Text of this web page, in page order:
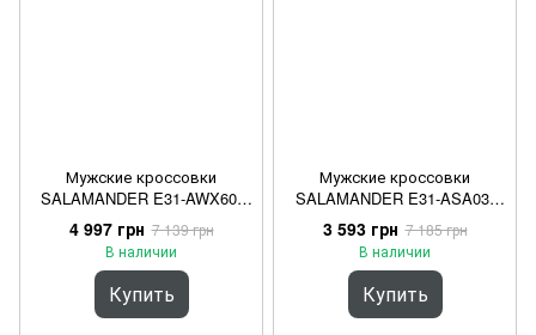
Мужские кроссовки
SALAMANDER E31-AWX60-
6959-5214 Серый 40
4 997 грн 7 139 грн
В наличии
Купить
Мужские кроссовки
SALAMANDER E31-ASA03-
1400-4100 Синий 40
3 593 грн 7 185 грн
В наличии
Купить